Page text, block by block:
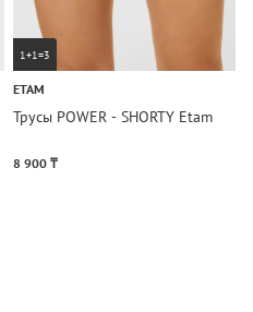
1+1=3
ETAM
Трусы POWER - SHORTY Etam
8 900 ₸